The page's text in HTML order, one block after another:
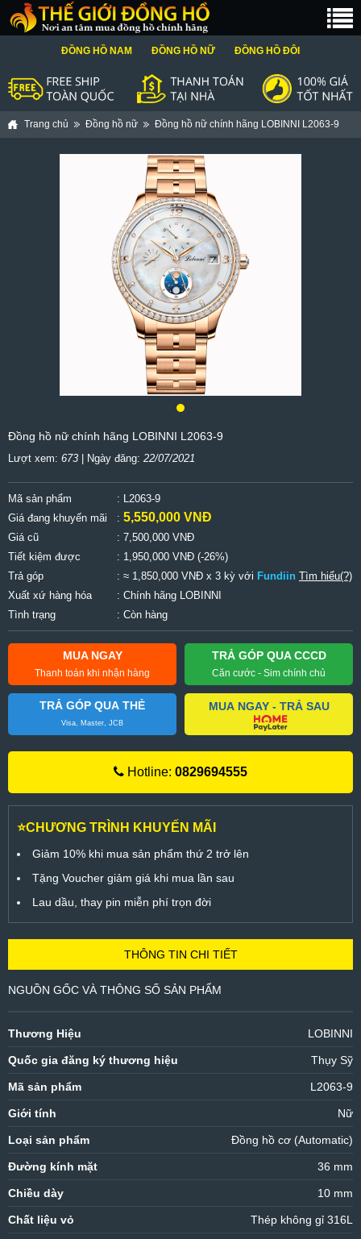
ĐỒNG HỒ NAM ĐỒNG HỒ NỮ ĐỒNG HỒ ĐÔI
Trang chủ Đồng hồ nữ Đồng hồ nữ chính hãng LOBINNI L2063-9
Đồng hồ nữ chính hãng LOBINNI L2063-9
Lượt xem: 673 | Ngày đăng: 22/07/2021
Mã sản phẩm
: L2063-9
Giá đang khuyến mãi
: 5,550,000 VNĐ
Giá cũ : 7,500,000 VNĐ
Tiết kiệm được
: 1,950,000 VNĐ (-26%)
Trả góp
: ≈ 1,850,000 VNĐ x 3 kỳ với Fundiin Tìm hiểu(?)
Xuất xứ hàng hóa
: Chính hãng LOBINNI
Tình trạng
: Còn hàng
MUA NGAY
Thanh toán khi nhận hàng
TRẢ GÓP QUA CCCD
Căn cước - Sim chính chủ
TRẢ GÓP QUA THẺ
Visa, Master, JCB
MUA NGAY - TRẢ SAU
Hotline: 0829694555
⭐CHƯƠNG TRÌNH KHUYẾN MÃI
Giảm 10% khi mua sản phẩm thứ 2 trở lên
Tặng Voucher giảm giá khi mua lần sau
Lau dầu, thay pin miễn phí trọn đời
THÔNG TIN CHI TIẾT
NGUỒN GỐC VÀ THÔNG SỐ SẢN PHẨM
Thương Hiệu LOBINNI
Quốc gia đăng ký thương hiệu Thụy Sỹ
Mã sản phẩm L2063-9
Giới tính Nữ
Loại sản phẩm Đồng hồ cơ (Automatic)
Đường kính mặt 36 mm
Chiều dày 10 mm
Chất liệu vỏ Thép không gỉ 316L